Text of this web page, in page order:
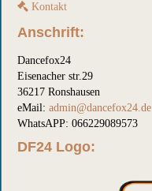
Kontakt
Anschrift:
Dancefox24
Eisenacher str.29
36217 Ronshausen
eMail: admin@dancefox24.de
WhatsAPP: 066229089573
DF24 Logo: